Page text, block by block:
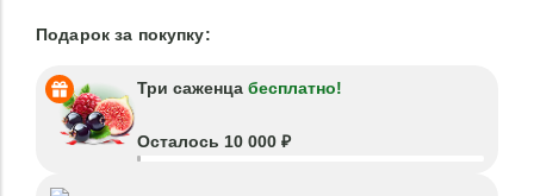
Подарок за покупку:
Три саженца бесплатно!
Осталось 10 000 ₽